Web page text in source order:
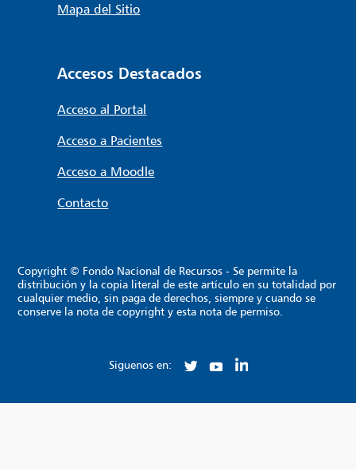
Mapa del Sitio
Accesos Destacados
Acceso al Portal
Acceso a Pacientes
Acceso a Moodle
Contacto
Copyright © Fondo Nacional de Recursos - Se permite la
distribución y la copia literal de este artículo en su totalidad por
cualquier medio, sin paga de derechos, siempre y cuando se
conserve la nota de copyright y esta nota de permiso.
Siguenos en: